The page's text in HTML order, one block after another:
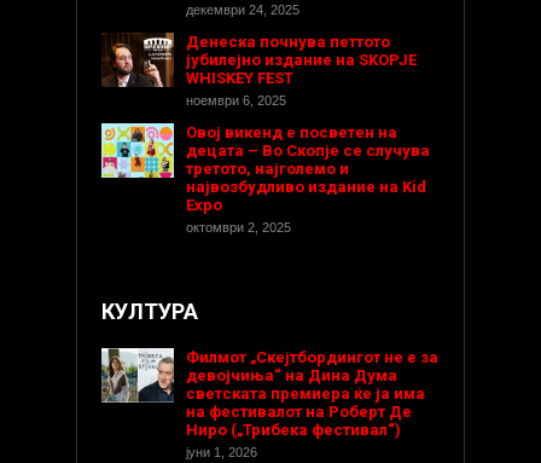
декември 24, 2025
Денеска почнува петтото
јубилејно издание на SKOPJE
WHISKEY FEST
ноември 6, 2025
Овој викенд е посветен на
децата – Во Скопје се случува
третото, најголемо и
највозбудливо издание на Kid
Expo
октомври 2, 2025
КУЛТУРА
Филмот „Скејтбордингот не е за
девојчиња“ на Дина Дума
светската премиера ќе ја има
на фестивалот на Роберт Де
Ниро („Трибека фестивал“)
јуни 1, 2026